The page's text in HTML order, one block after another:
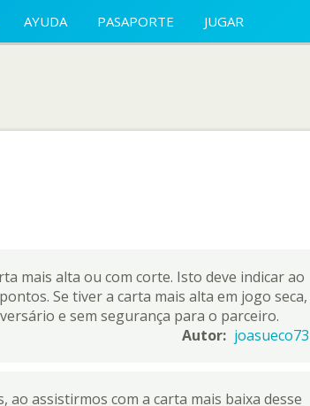
AYUDA PASAPORTE JUGAR
mais alta ou com corte. Isto deve indicar ao
Se tiver a carta mais alta em jogo seca,
e sem segurança para o parceiro.
Autor: joasueco73
assistirmos com a carta mais baixa desse